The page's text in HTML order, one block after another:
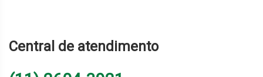
Central de atendimento